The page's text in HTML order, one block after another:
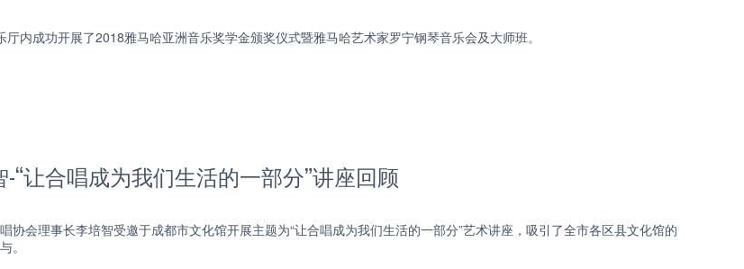
内成功开展了2018雅马哈亚洲音乐奖学金颁奖仪式暨雅马哈艺术家罗宁钢琴音乐会及大师班。
“让合唱成为我们生活的一部分”讲座回顾
协会理事长李培智受邀于成都市文化馆开展主题为“让合唱成为我们生活的一部分”艺术讲座，吸引了全市各区县文化馆的
。